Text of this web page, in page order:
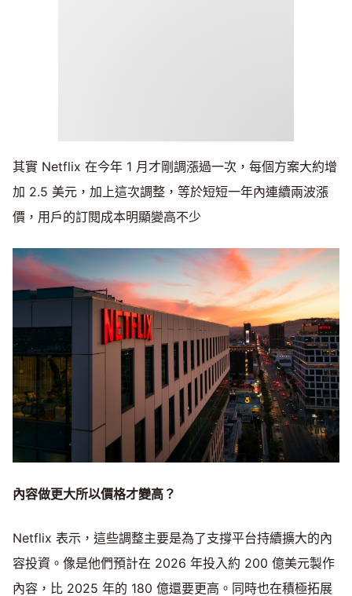
其實 Netflix 在今年 1 月才剛調漲過一次，每個方案大約增
加 2.5 美元，加上這次調整，等於短短一年內連續兩波漲
價，用戶的訂閱成本明顯變高不少
內容做更大所以價格才變高？
Netflix 表示，這些調整主要是為了支撐平台持續擴大的內
容投資。像是他們預計在 2026 年投入約 200 億美元製作
內容，比 2025 年的 180 億還要更高。同時也在積極拓展